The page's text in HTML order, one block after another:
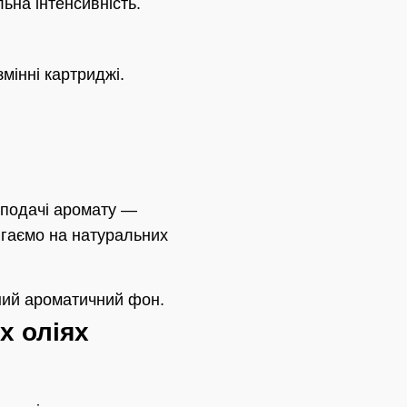
інтенсивність.
картриджі.
аромату —
на натуральних
ароматичний фон.
оліях